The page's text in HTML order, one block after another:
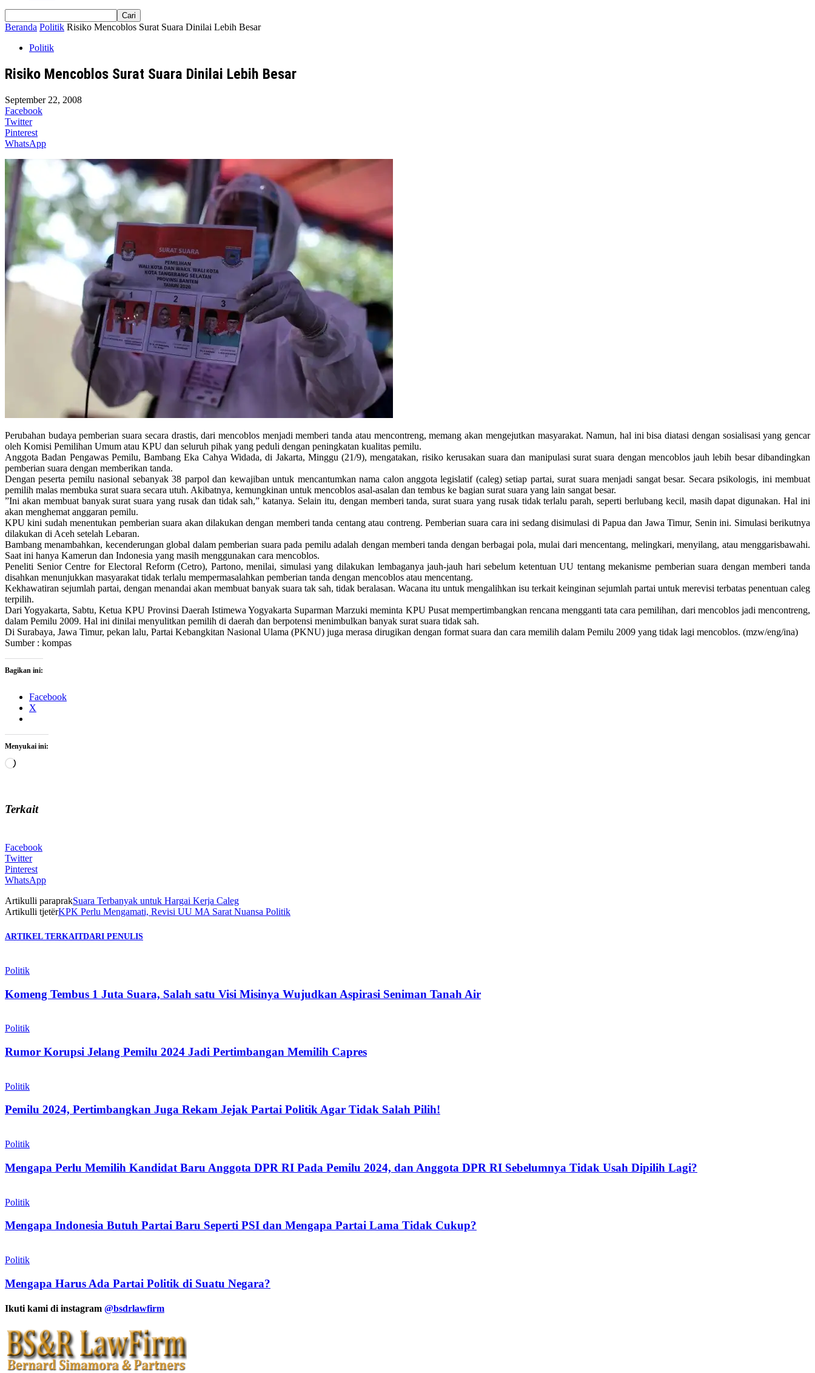
Beranda Politik Risiko Mencoblos Surat Suara Dinilai Lebih Besar
Politik
Risiko Mencoblos Surat Suara Dinilai Lebih Besar
September 22, 2008
Facebook
Twitter
Pinterest
WhatsApp
Perubahan budaya pemberian suara secara drastis, dari mencoblos menjadi memberi tanda atau mencontreng, memang akan mengejutkan masyarakat. Namun, hal ini bisa diatasi dengan sosialisasi yang gencar
oleh Komisi Pemilihan Umum atau KPU dan seluruh pihak yang peduli dengan peningkatan kualitas pemilu.
Anggota Badan Pengawas Pemilu, Bambang Eka Cahya Widada, di Jakarta, Minggu (21/9), mengatakan, risiko kerusakan suara dan manipulasi surat suara dengan mencoblos jauh lebih besar dibandingkan
pemberian suara dengan memberikan tanda.
Dengan peserta pemilu nasional sebanyak 38 parpol dan kewajiban untuk mencantumkan nama calon anggota legislatif (caleg) setiap partai, surat suara menjadi sangat besar. Secara psikologis, ini membuat
pemilih malas membuka surat suara secara utuh. Akibatnya, kemungkinan untuk mencoblos asal-asalan dan tembus ke bagian surat suara yang lain sangat besar.
”Ini akan membuat banyak surat suara yang rusak dan tidak sah,” katanya. Selain itu, dengan memberi tanda, surat suara yang rusak tidak terlalu parah, seperti berlubang kecil, masih dapat digunakan. Hal ini
akan menghemat anggaran pemilu.
KPU kini sudah menentukan pemberian suara akan dilakukan dengan memberi tanda centang atau contreng. Pemberian suara cara ini sedang disimulasi di Papua dan Jawa Timur, Senin ini. Simulasi berikutnya
dilakukan di Aceh setelah Lebaran.
Bambang menambahkan, kecenderungan global dalam pemberian suara pada pemilu adalah dengan memberi tanda dengan berbagai pola, mulai dari mencentang, melingkari, menyilang, atau menggarisbawahi.
Saat ini hanya Kamerun dan Indonesia yang masih menggunakan cara mencoblos.
Peneliti Senior Centre for Electoral Reform (Cetro), Partono, menilai, simulasi yang dilakukan lembaganya jauh-jauh hari sebelum ketentuan UU tentang mekanisme pemberian suara dengan memberi tanda
disahkan menunjukkan masyarakat tidak terlalu mempermasalahkan pemberian tanda dengan mencoblos atau mencentang.
Kekhawatiran sejumlah partai, dengan menandai akan membuat banyak suara tak sah, tidak beralasan. Wacana itu untuk mengalihkan isu terkait keinginan sejumlah partai untuk merevisi terbatas penentuan caleg
terpilih.
Dari Yogyakarta, Sabtu, Ketua KPU Provinsi Daerah Istimewa Yogyakarta Suparman Marzuki meminta KPU Pusat mempertimbangkan rencana mengganti tata cara pemilihan, dari mencoblos jadi mencontreng,
dalam Pemilu 2009. Hal ini dinilai menyulitkan pemilih di daerah dan berpotensi menimbulkan banyak surat suara tidak sah.
Di Surabaya, Jawa Timur, pekan lalu, Partai Kebangkitan Nasional Ulama (PKNU) juga merasa dirugikan dengan format suara dan cara memilih dalam Pemilu 2009 yang tidak lagi mencoblos. (mzw/eng/ina)
Sumber : kompas
Bagikan ini:
Facebook
X
Menyukai ini:
Memuat...
Terkait
Facebook
Twitter
Pinterest
WhatsApp
Artikulli paraprakSuara Terbanyak untuk Hargai Kerja Caleg
Artikulli tjetërKPK Perlu Mengamati, Revisi UU MA Sarat Nuansa Politik
ARTIKEL TERKAITDARI PENULIS
Politik
Komeng Tembus 1 Juta Suara, Salah satu Visi Misinya Wujudkan Aspirasi Seniman Tanah Air
Politik
Rumor Korupsi Jelang Pemilu 2024 Jadi Pertimbangan Memilih Capres
Politik
Pemilu 2024, Pertimbangkan Juga Rekam Jejak Partai Politik Agar Tidak Salah Pilih!
Politik
Mengapa Perlu Memilih Kandidat Baru Anggota DPR RI Pada Pemilu 2024, dan Anggota DPR RI Sebelumnya Tidak Usah Dipilih Lagi?
Politik
Mengapa Indonesia Butuh Partai Baru Seperti PSI dan Mengapa Partai Lama Tidak Cukup?
Politik
Mengapa Harus Ada Partai Politik di Suatu Negara?
Ikuti kami di instagram @bsdrlawfirm